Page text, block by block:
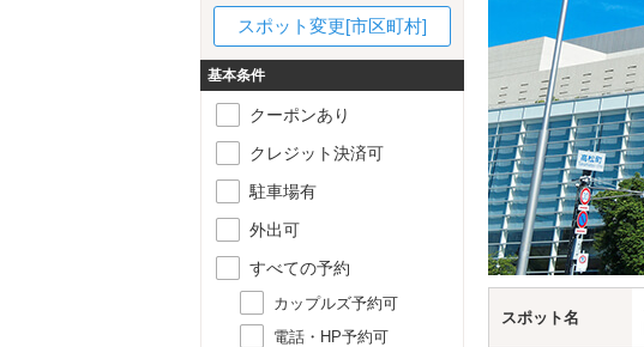
スポット名
スポット変更[市区町村]
基本条件
クーポンあり
クレジット決済可
駐車場有
外出可
すべての予約
カップルズ予約可
電話・HP予約可